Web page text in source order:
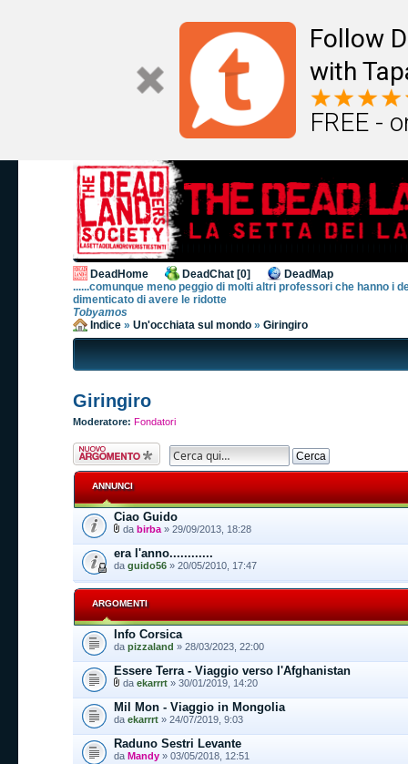
Follow
with
FREE -
DeadHome DeadChat [0]
DeadMap
......comunque meno peggio di molti altri professori che hanno i
dimenticato di avere le ridotte
Tobyamos
Indice » Un'occhiata sul mondo » Giringiro
Giringiro
Moderatore: Fondatori
Scrivi un nuovo
argomento
ANNUNCI
Ciao Guido
da birba » 29/09/2013, 18:28
era l'anno............
da guido56 » 20/05/2010, 17:47
ARGOMENTI
Info Corsica
da pizzaland » 28/03/2023, 22:00
Essere Terra - Viaggio verso l'Afghanistan
da ekarrrt » 30/01/2019, 14:20
Mil Mon - Viaggio in Mongolia
da ekarrrt » 24/07/2019, 9:03
Raduno Sestri Levante
da Mandy » 03/05/2018, 12:51